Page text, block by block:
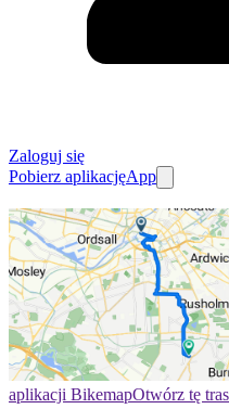
Zaloguj się
Pobierz aplikacjęApp
aplikacji BikemapOtwórz tę